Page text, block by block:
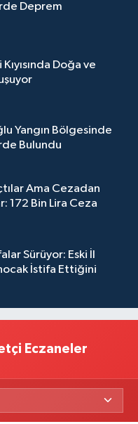
Deprem
Doğa ve
Yangın Bölgesinde
Bulundu
Ama Cezadan
172 Bin Lira Ceza
Sürüyor: Eski İl
İstifa Ettiğini
Eczaneler